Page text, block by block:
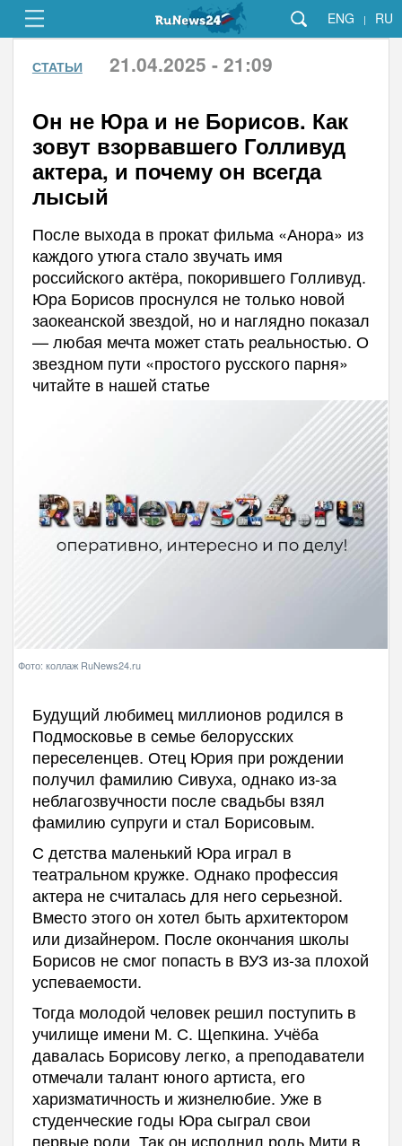
ENG | RU
СТАТЬИ 21.04.2025 - 21:09
Он не Юра и не Борисов. Как
зовут взорвавшего Голливуд
актера, и почему он всегда
лысый
После выхода в прокат фильма «Анора» из
каждого утюга стало звучать имя
российского актёра, покорившего Голливуд.
Юра Борисов проснулся не только новой
заокеанской звездой, но и наглядно показал
— любая мечта может стать реальностью. О
звездном пути «простого русского парня»
читайте в нашей статье
Фото: коллаж RuNews24.ru
Будущий любимец миллионов родился в
Подмосковье в семье белорусских
переселенцев. Отец Юрия при рождении
получил фамилию Сивуха, однако из-за
неблагозвучности после свадьбы взял
фамилию супруги и стал Борисовым.
С детства маленький Юра играл в
театральном кружке. Однако профессия
актера не считалась для него серьезной.
Вместо этого он хотел быть архитектором
или дизайнером. После окончания школы
Борисов не смог попасть в ВУЗ из-за плохой
успеваемости.
Тогда молодой человек решил поступить в
училище имени М. С. Щепкина. Учёба
давалась Борисову легко, а преподаватели
отмечали талант юного артиста, его
харизматичность и жизнелюбие. Уже в
студенческие годы Юра сыграл свои
первые роли. Так он исполнил роль Мити в